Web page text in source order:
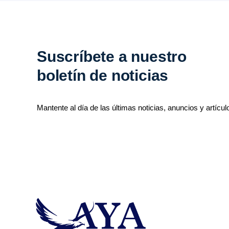
Suscríbete a nuestro
boletín de noticias
Mantente al día de las últimas noticias, anuncios y